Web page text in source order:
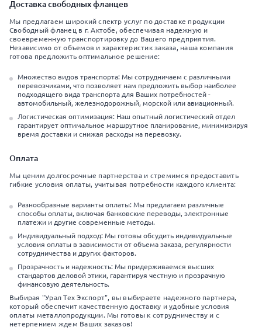
Доставка свободных фланцев
Мы предлагаем широкий спектр услуг по доставке продукции
Свободный фланец в г. Актобе, обеспечивая надежную и
своевременную транспортировку до Вашего предприятия.
Независимо от объемов и характеристик заказа, наша компания
готова предложить оптимальное решение:
Множество видов транспорта: Мы сотрудничаем с различными
перевозчиками, что позволяет нам предложить выбор наиболее
подходящего вида транспорта для Ваших потребностей -
автомобильный, железнодорожный, морской или авиационный.
Логистическая оптимизация: Наш опытный логистический отдел
гарантирует оптимальное маршрутное планирование, минимизируя
время доставки и снижая расходы на перевозку.
Оплата
Мы ценим долгосрочные партнерства и стремимся предоставить
гибкие условия оплаты, учитывая потребности каждого клиента:
Разнообразные варианты оплаты: Мы предлагаем различные
способы оплаты, включая банковские переводы, электронные
платежи и другие современные методы.
Индивидуальный подход: Мы готовы обсудить индивидуальные
условия оплаты в зависимости от объема заказа, регулярности
сотрудничества и других факторов.
Прозрачность и надежность: Мы придерживаемся высших
стандартов деловой этики, гарантируя честную и прозрачную
финансовую деятельность.
Выбирая "Урал Тех Экспорт", вы выбираете надежного партнера,
который обеспечит качественную доставку и удобные условия
оплаты металлопродукции. Мы готовы к сотрудничеству и с
нетерпением ждем Ваших заказов!